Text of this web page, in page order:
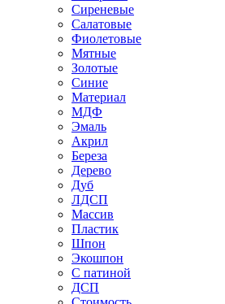
Сиреневые
Салатовые
Фиолетовые
Мятные
Золотые
Синие
Материал
МДФ
Эмаль
Акрил
Береза
Дерево
Дуб
ЛДСП
Массив
Пластик
Шпон
Экошпон
С патиной
ДСП